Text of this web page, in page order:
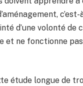
d’une volonté de
et ne fonctionne
étude longue de